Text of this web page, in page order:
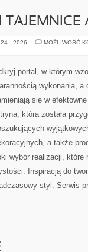
TAJEMNICE
- 2026
MOŻLIWOŚĆ
portal, w którym
wykonania, a
się w
która została
a także
wybór realizacji, które
Inspiracją do
styl. Serwis